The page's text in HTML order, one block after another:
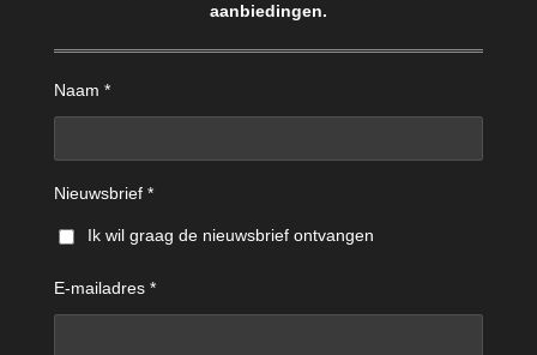
aanbiedingen.
Naam *
Nieuwsbrief *
Ik wil graag de nieuwsbrief ontvangen
E-mailadres *